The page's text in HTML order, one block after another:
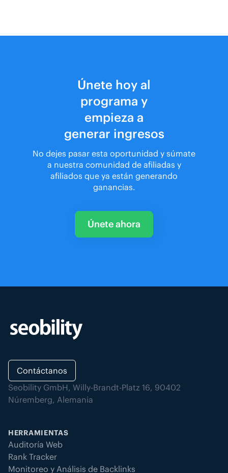
Únete hoy al
programa y
empieza a
generar ingresos
No dejes pasar esta oportunidad y súmate
a nuestra comunidad de afiliadas y
afiliados que ya están generando
ganancias.
Únete ahora
Contáctanos
Seobility GmbH, Willy-Brandt-Platz 16, 90402
Núremberg, Alemania
HERRAMIENTAS
Auditoría Web
Rank Tracker
Monitoreo y Análisis de Backlinks